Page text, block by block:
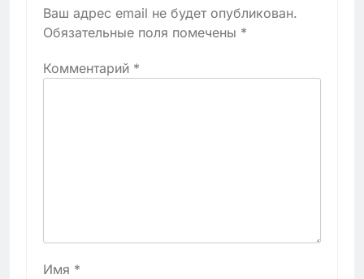
Ваш адрес email не будет опубликован.
Обязательные поля помечены *
Комментарий *
Имя *